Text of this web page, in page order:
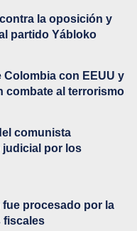
la oposición y
partido Yábloko
con EEUU y
combate al terrorismo
comunista
judicial por los
procesado por la
fiscales